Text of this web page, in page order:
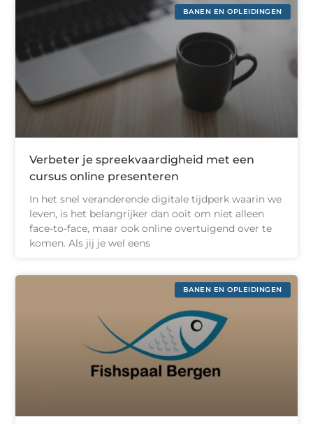
BANEN EN OPLEIDINGEN
Verbeter je spreekvaardigheid met een
cursus online presenteren
In het snel veranderende digitale tijdperk waarin we
leven, is het belangrijker dan ooit om niet alleen
face-to-face, maar ook online overtuigend over te
komen. Als jij je wel eens
BANEN EN OPLEIDINGEN